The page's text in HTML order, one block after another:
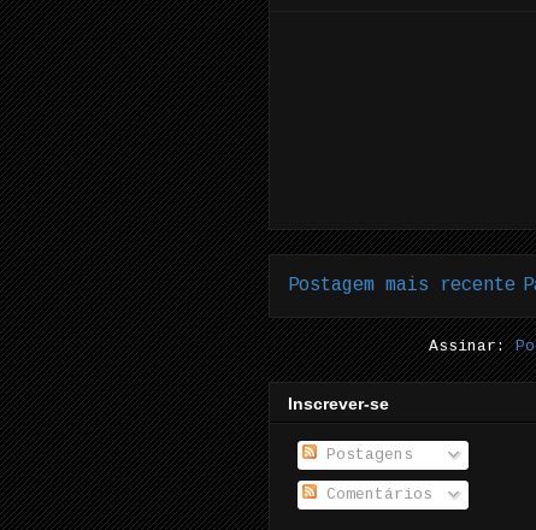
Postagem mais recente
Assinar:
Inscrever-se
Postagens
Comentários